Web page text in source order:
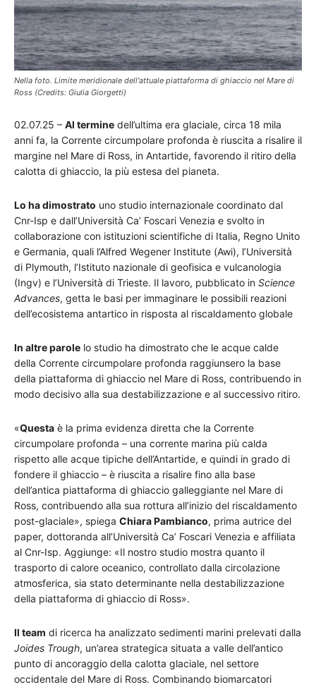
Nella foto. Limite meridionale dell'attuale piattaforma di ghiaccio nel Mare di
Ross (Credits: Giulia Giorgetti)
02.07.25 – Al termine dell’ultima era glaciale, circa 18 mila
anni fa, la Corrente circumpolare profonda è riuscita a risalire il
margine nel Mare di Ross, in Antartide, favorendo il ritiro della
calotta di ghiaccio, la più estesa del pianeta.
Lo ha dimostrato uno studio internazionale coordinato dal
Cnr-Isp e dall’Università Ca’ Foscari Venezia e svolto in
collaborazione con istituzioni scientifiche di Italia, Regno Unito
e Germania, quali l’Alfred Wegener Institute (Awi), l’Università
di Plymouth, l’Istituto nazionale di geofisica e vulcanologia
(Ingv) e l’Università di Trieste. Il lavoro, pubblicato in Science
Advances, getta le basi per immaginare le possibili reazioni
dell’ecosistema antartico in risposta al riscaldamento globale
In altre parole lo studio ha dimostrato che le acque calde
della Corrente circumpolare profonda raggiunsero la base
della piattaforma di ghiaccio nel Mare di Ross, contribuendo in
modo decisivo alla sua destabilizzazione e al successivo ritiro.
«Questa è la prima evidenza diretta che la Corrente
circumpolare profonda – una corrente marina più calda
rispetto alle acque tipiche dell’Antartide, e quindi in grado di
fondere il ghiaccio – è riuscita a risalire fino alla base
dell’antica piattaforma di ghiaccio galleggiante nel Mare di
Ross, contribuendo alla sua rottura all’inizio del riscaldamento
post-glaciale», spiega Chiara Pambianco, prima autrice del
paper, dottoranda all’Università Ca’ Foscari Venezia e affiliata
al Cnr-Isp. Aggiunge: «Il nostro studio mostra quanto il
trasporto di calore oceanico, controllato dalla circolazione
atmosferica, sia stato determinante nella destabilizzazione
della piattaforma di ghiaccio di Ross».
Il team di ricerca ha analizzato sedimenti marini prelevati dalla
Joides Trough, un’area strategica situata a valle dell’antico
punto di ancoraggio della calotta glaciale, nel settore
occidentale del Mare di Ross. Combinando biomarcatori